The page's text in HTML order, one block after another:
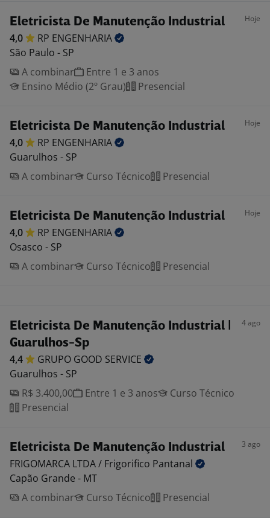
Eletricista De Manutenção Industrial Hoje
4,0 RP ENGENHARIA
São Paulo - SP
A combinar
Entre 1 e 3 anos
Ensino Médio (2º Grau)
Presencial
Eletricista De Manutenção Industrial Hoje
4,0 RP ENGENHARIA
Guarulhos - SP
A combinar
Curso Técnico Presencial
Eletricista De Manutenção Industrial Hoje
4,0 RP ENGENHARIA
Osasco - SP
A combinar
Curso Técnico Presencial
Eletricista De Manutenção Industrial |
Guarulhos-Sp
4 ago
4,4 GRUPO GOOD SERVICE
Guarulhos - SP
R$ 3.400,00
Entre 1 e 3 anos
Curso Técnico
Presencial
Eletricista De Manutenção Industrial 3 ago
FRIGOMARCA LTDA / Frigorifico Pantanal
Capão Grande - MT
A combinar
Curso Técnico Presencial